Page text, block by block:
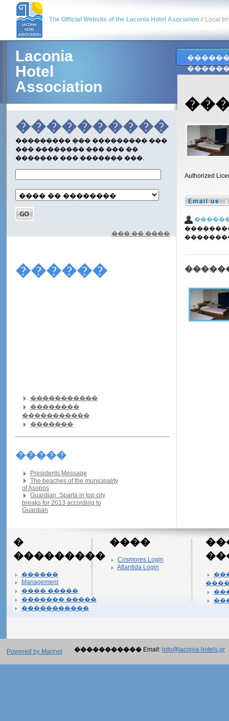
The Official Website of the Laconia Hotel Asociation // Local
Laconia
Hotel
Association
����������
��������� ��� ��������� ���
��� �������� ��� ��� ��
������� ��� ������� ���.
��� �� ����
������
�����������
��������
�����������
�������
�����
Presidents Message
The beaches of the municipality
of Asopos
Guardian: Sparta in top city
breaks for 2013 according to
Guardian
Authorized
�
���������
������
Management
���� �����
������� �����
�����������
����
Cosmores Login
Atlantida Login
Powered by Marinet ����������� Email: info@laconia-hotels.gr